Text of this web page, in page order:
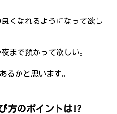
くなれるようになって欲し
まで預かって欲しい。
るかと思います。
方のポイントは!?